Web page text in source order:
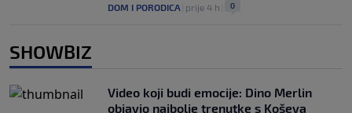
DOM I PORODICA prije 4 h 0
SHOWBIZ
Video koji budi emocije: Dino Merlin
objavio najbolje trenutke s Koševa